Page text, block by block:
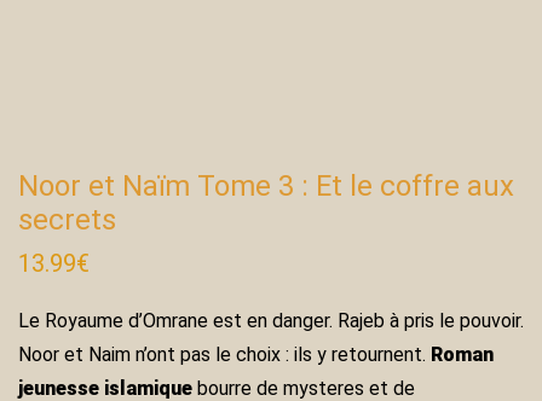
Noor et Naïm Tome 3 : Et le coffre aux
secrets
13.99€
Le Royaume d’Omrane est en danger. Rajeb à pris le pouvoir.
Noor et Naim n’ont pas le choix : ils y retournent. Roman
jeunesse islamique bourre de mysteres et de